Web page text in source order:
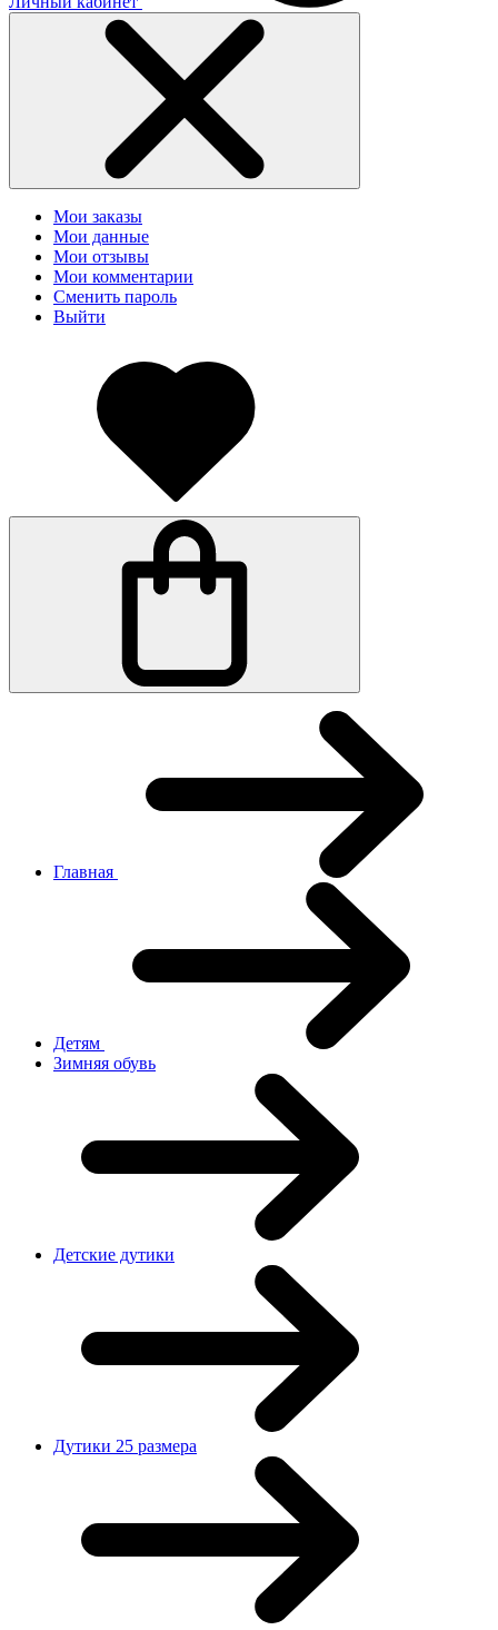
Мои заказы
Мои данные
Мои отзывы
Мои комментарии
Сменить пароль
Выйти
Главная
Детям
Зимняя обувь
Детские дутики
Дутики 25 размера